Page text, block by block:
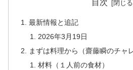
目次
最新情報と追記
2026年3月19日
まずは料理から（齋藤瞬のチャ
材料（１人前の食材）